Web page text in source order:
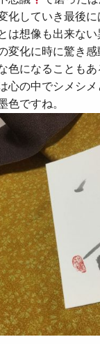
化していき最後
は想像も出来な
変化に時に驚き
色になることも
心の中でシメシ
色ですね。